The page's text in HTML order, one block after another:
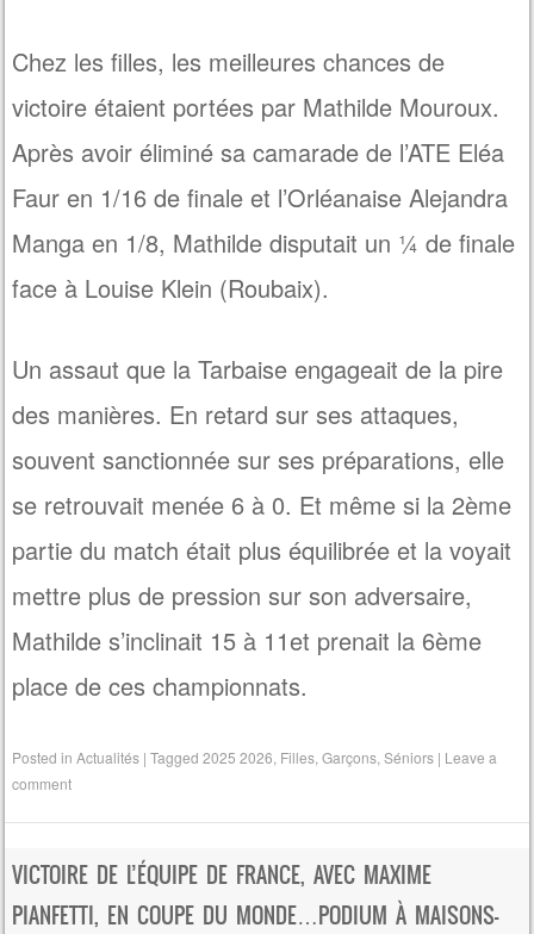
Chez les filles, les meilleures chances de
victoire étaient portées par Mathilde Mouroux.
Après avoir éliminé sa camarade de l’ATE Eléa
Faur en 1/16 de finale et l’Orléanaise Alejandra
Manga en 1/8, Mathilde disputait un ¼ de finale
face à Louise Klein (Roubaix).
Un assaut que la Tarbaise engageait de la pire
des manières. En retard sur ses attaques,
souvent sanctionnée sur ses préparations, elle
se retrouvait menée 6 à 0. Et même si la 2ème
partie du match était plus équilibrée et la voyait
mettre plus de pression sur son adversaire,
Mathilde s’inclinait 15 à 11et prenait la 6ème
place de ces championnats.
Posted inActualités |Tagged2025 2026 Filles ,Garçons ,Séniors | Leave a
comment
VICTOIRE DE L’ÉQUIPE DE FRANCE, AVEC MAXIME
PIANFETTI, EN COUPE DU MONDE…PODIUM À MAISONS-